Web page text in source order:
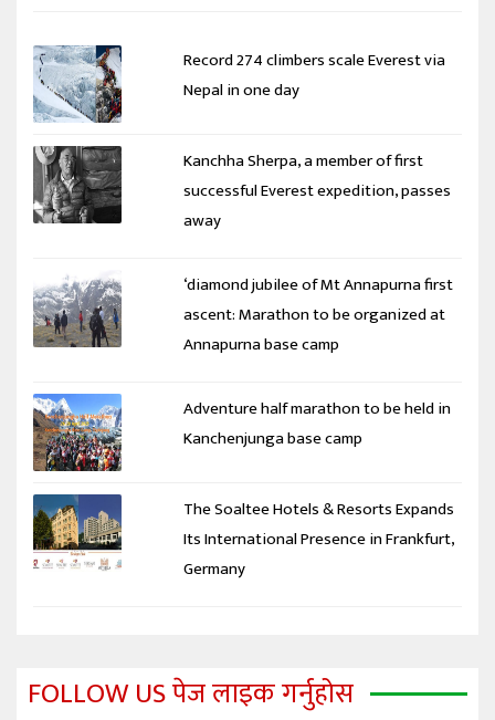
Record 274 climbers scale Everest via
Nepal in one day
Kanchha Sherpa, a member of first
successful Everest expedition, passes
away
‘diamond jubilee of Mt Annapurna first
ascent: Marathon to be organized at
Annapurna base camp
Adventure half marathon to be held in
Kanchenjunga base camp
The Soaltee Hotels & Resorts Expands
Its International Presence in Frankfurt,
Germany
FOLLOW US पेज लाइक गर्नुहोस